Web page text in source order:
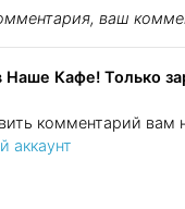
ваш
Кафе! Только
комментарий вам
аккаунт